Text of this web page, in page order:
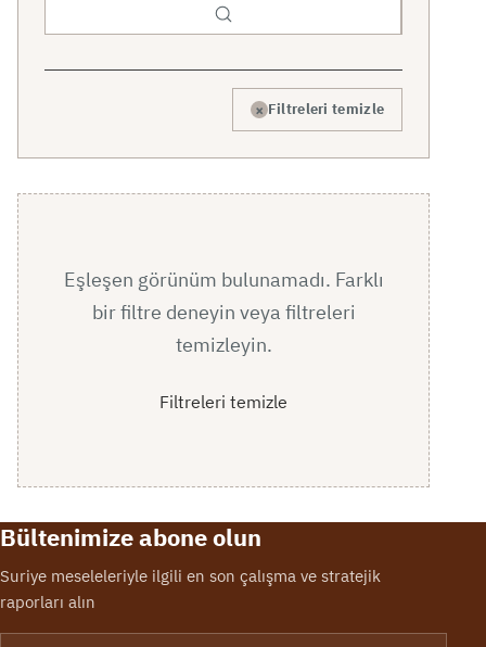
× Filtreleri temizle
Eşleşen görünüm bulunamadı. Farklı
bir filtre deneyin veya filtreleri
temizleyin.
Filtreleri temizle
Bültenimize abone olun
Suriye meseleleriyle ilgili en son çalışma ve stratejik
raporları alın